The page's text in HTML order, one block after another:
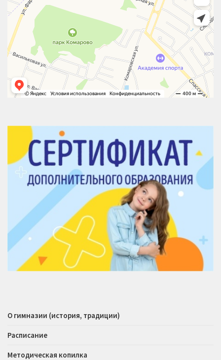
О гимназии (история, традиции)
Расписание
Методическая копилка